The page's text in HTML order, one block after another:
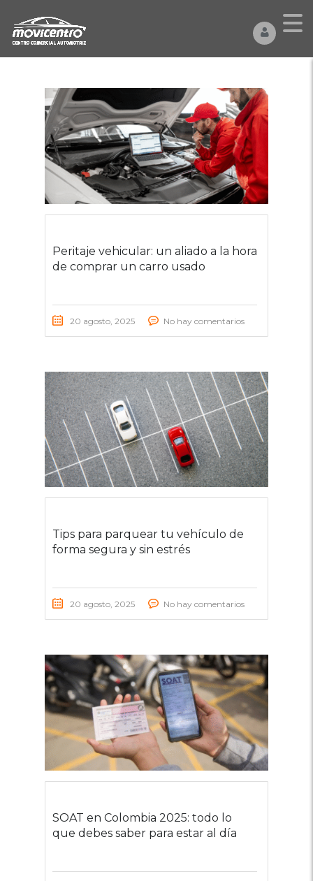
Peritaje vehicular: un aliado a la hora
de comprar un carro usado
20 agosto, 2025 No hay comentarios
Tips para parquear tu vehículo de
forma segura y sin estrés
20 agosto, 2025 No hay comentarios
SOAT en Colombia 2025: todo lo
que debes saber para estar al día